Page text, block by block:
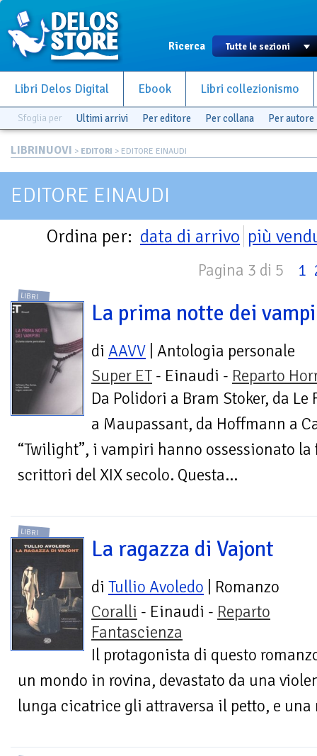
Ricerca
Libri Delos Digital Ebook Libri collezionismo
Sfoglia per Ultimi arrivi Per editore Per collana Per autore
LIBRINUOVI > EDITORI > EDITORE EINAUDI
EDITORE EINAUDI
Ordina per: data di arrivo più
Pagina 3 di 5 1
LIBRI
La prima notte dei
di AAVV | Antologia personale
Super ET - Einaudi - Reparto
Da Polidori a Bram Stoker, da Le
a Maupassant, da Hoffmann a
“Twilight”, i vampiri hanno ossessionato
scrittori del XIX secolo. Questa...
LIBRI
La ragazza di Vajont
di Tullio Avoledo | Romanzo
Coralli - Einaudi - Reparto
Fantascienza
Il protagonista di questo
un mondo in rovina, devastato da una
lunga cicatrice gli attraversa il petto, e